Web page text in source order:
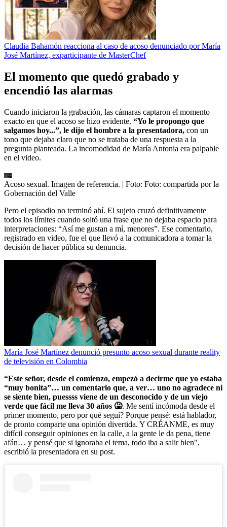
Claudia Bahamón reacciona al caso de acoso denunciado por María
José Martínez, exparticipante de MasterChef
El momento que quedó grabado y
encendió las alarmas
Cuando iniciaron la grabación, las cámaras captaron el momento
exacto en que el acoso se hizo evidente. “Yo le propongo que
salgamos hoy...”, le dijo el hombre a la presentadora, con un
tono que dejaba claro que no se trataba de una respuesta a la
pregunta planteada. La incomodidad de María Antonia era palpable
en el video.
Acoso sexual. Imagen de referencia. | Foto: Foto: compartida por la
Gobernación del Valle
Pero el episodio no terminó ahí. El sujeto cruzó definitivamente
todos los límites cuando soltó una frase que no dejaba espacio para
interpretaciones: “Así me gustan a mí, menores”. Ese comentario,
registrado en video, fue el que llevó a la comunicadora a tomar la
decisión de hacer pública su denuncia.
María José Martínez denunció presunto acoso sexual durante reality
de televisión en Colombia
“Este señor, desde el comienzo, empezó a decirme que yo estaba
“muy bonita”… un comentario que, a ver… uno no agradece ni
se siente bien, puessss viene de un desconocido y de un viejo
verde que fácil me lleva 30 años 🤮. Me sentí incómoda desde el
primer momento, pero por qué seguí? Porque pensé: está hablador,
de pronto comparte una opinión divertida. Y CRÉANME, es muy
difícil conseguir opiniones en la calle, a la gente le da pena, tiene
afán… y pensé que si ignoraba el tema, todo iba a salir bien",
escribió la presentadora en su post.